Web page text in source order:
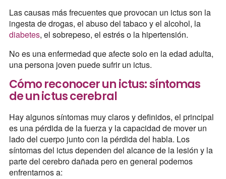
Las causas más frecuentes que provocan un ictus son la
ingesta de drogas, el abuso del tabaco y el alcohol, la
diabetes, el sobrepeso, el estrés o la hipertensión.
No es una enfermedad que afecte solo en la edad adulta,
una persona joven puede sufrir un ictus.
Cómo reconocer un ictus: síntomas
de un ictus cerebral
Hay algunos síntomas muy claros y definidos, el principal
es una pérdida de la fuerza y la capacidad de mover un
lado del cuerpo junto con la pérdida del habla. Los
síntomas del ictus dependen del alcance de la lesión y la
parte del cerebro dañada pero en general podemos
enfrentarnos a: